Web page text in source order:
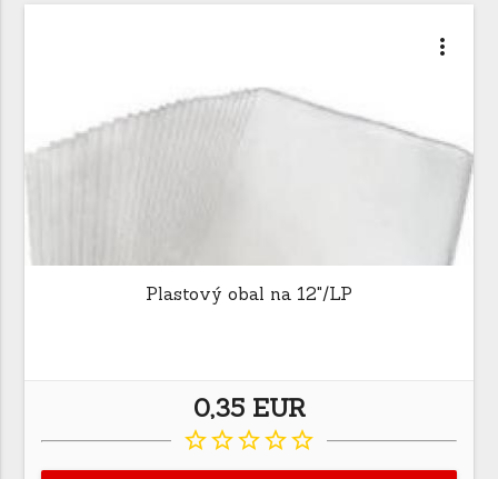
more_vert
Plastový obal na 12"/LP
0,35 EUR
star_borderstar_borderstar_borderstar_borderstar_border